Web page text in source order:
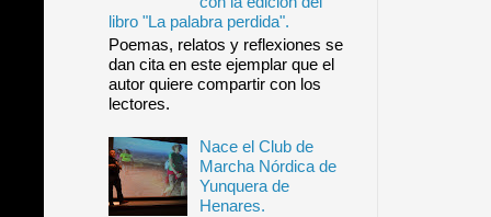
libro "La palabra perdida".
Poemas, relatos y reflexiones se
dan cita en este ejemplar que el
autor quiere compartir con los
lectores.
Nace el Club de
Marcha Nórdica de
Yunquera de
Henares.